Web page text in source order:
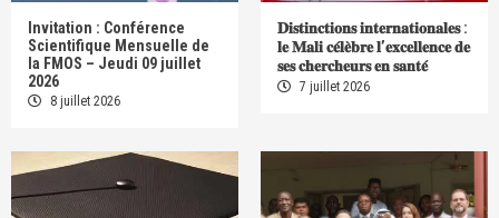
Invitation : Conférence
Scientifique Mensuelle de
la FMOS – Jeudi 09 juillet
2026
8 juillet 2026
𝐃𝐢𝐬𝐭𝐢𝐧𝐜𝐭𝐢𝐨𝐧𝐬 𝐢𝐧𝐭𝐞𝐫𝐧𝐚𝐭𝐢𝐨𝐧𝐚𝐥𝐞𝐬 :
𝐥𝐞 𝐌𝐚𝐥𝐢 𝐜𝐞́𝐥𝐞̀𝐛𝐫𝐞 𝐥’𝐞𝐱𝐜𝐞𝐥𝐥𝐞𝐧𝐜𝐞 𝐝𝐞
𝐬𝐞𝐬 𝐜𝐡𝐞𝐫𝐜𝐡𝐞𝐮𝐫𝐬 𝐞𝐧 𝐬𝐚𝐧𝐭𝐞́
7 juillet 2026